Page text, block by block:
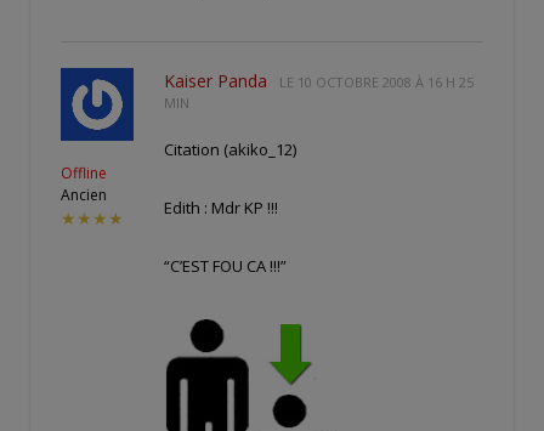
Offline
Ancien
★★★★
Kaiser Panda LE 10 OCTOBRE 2008 À 16 H 25
MIN
Citation (akiko_12)
Edith : Mdr KP !!!
“C’EST FOU CA !!!”